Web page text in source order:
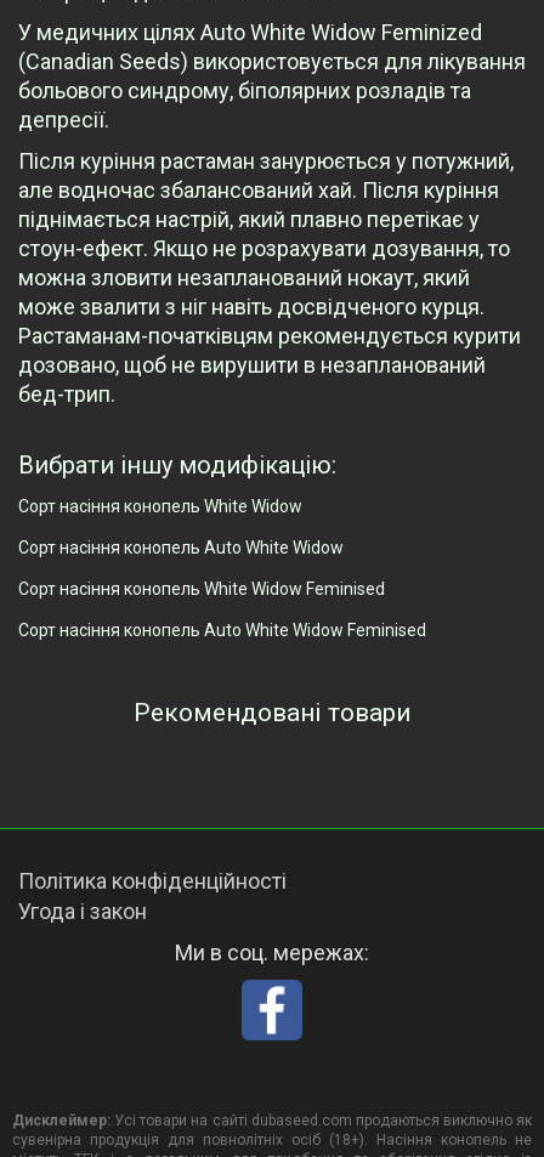
У медичних цілях Auto White Widow Feminized
(Canadian Seeds) використовується для лікування
больового синдрому, біполярних розладів та
депресії.
Після куріння растаман занурюється у потужний,
але водночас збалансований хай. Після куріння
піднімається настрій, який плавно перетікає у
стоун-ефект. Якщо не розрахувати дозування, то
можна зловити незапланований нокаут, який
може звалити з ніг навіть досвідченого курця.
Растаманам-початківцям рекомендується курити
дозовано, щоб не вирушити в незапланований
бед-трип.
Вибрати іншу модифікацію:
Сорт насіння конопель White Widow
Сорт насіння конопель Auto White Widow
Сорт насіння конопель White Widow Feminised
Сорт насіння конопель Auto White Widow Feminised
Рекомендовані товари
Політика конфіденційності
Угода і закон
Ми в соц. мережах:
Дисклеймер: Усі товари на сайті dubaseed.com продаються виключно як
сувенірна продукція для повнолітніх осіб (18+). Насіння конопель не